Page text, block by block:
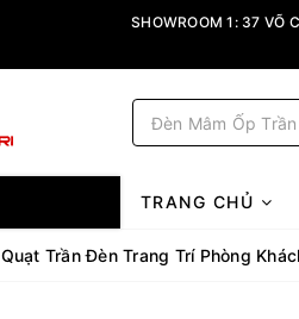
SHOWROOM 1: 37 VÕ
TRANG CHỦ
Quạt Trần Đèn Trang Trí Phòng